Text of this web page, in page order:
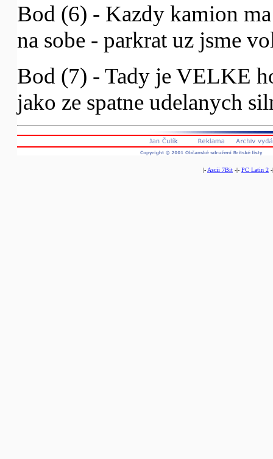
Bod (6) - Kazdy kamion
na sobe - parkrat uz jsme
Bod (7) - Tady je VELKE
jako ze spatne udelanych
|- Ascii 7Bit -|- PC Latin 2